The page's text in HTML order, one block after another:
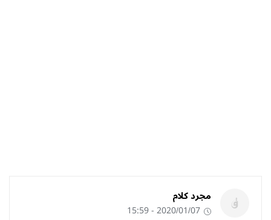
مجرد كلام
2020/01/07 - 15:59